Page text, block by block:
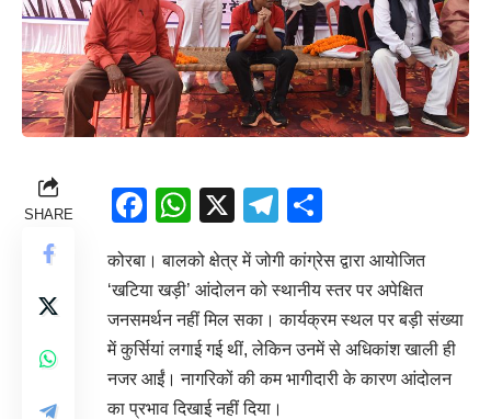
SHARE Facebook
WhatsApp
X Telegram
कोरबा। बालको क्षेत्र में जोगी कांग्रेस द्वारा आयोजित
‘खटिया खड़ी’ आंदोलन को स्थानीय स्तर पर अपेक्षित
जनसमर्थन नहीं मिल सका। कार्यक्रम स्थल पर बड़ी संख्या
में कुर्सियां लगाई गई थीं, लेकिन उनमें से अधिकांश खाली ही
नजर आईं। नागरिकों की कम भागीदारी के कारण आंदोलन
का प्रभाव दिखाई नहीं दिया।